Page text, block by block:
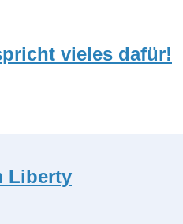
vieles dafür!
Liberty